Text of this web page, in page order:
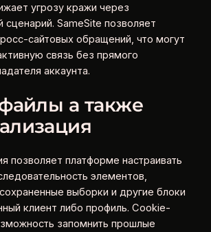
угрозу кражи через
сценарий. SameSite позволяет
сайтовых обращений, что могут
связь без прямого
аккаунта.
а также
позволяет платформе настраивать
элементов,
выборки и другие блоки
клиент либо профиль. Cookie-
запомнить прошлые